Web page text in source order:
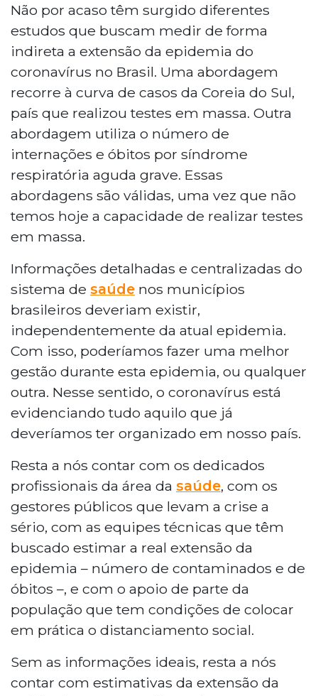
Não por acaso têm surgido diferentes
estudos que buscam medir de forma
indireta a extensão da epidemia do
coronavírus no Brasil. Uma abordagem
recorre à curva de casos da Coreia do Sul,
país que realizou testes em massa. Outra
abordagem utiliza o número de
internações e óbitos por síndrome
respiratória aguda grave. Essas
abordagens são válidas, uma vez que não
temos hoje a capacidade de realizar testes
em massa.
Informações detalhadas e centralizadas do
sistema de saúde nos municípios
brasileiros deveriam existir,
independentemente da atual epidemia.
Com isso, poderíamos fazer uma melhor
gestão durante esta epidemia, ou qualquer
outra. Nesse sentido, o coronavírus está
evidenciando tudo aquilo que já
deveríamos ter organizado em nosso país.
Resta a nós contar com os dedicados
profissionais da área da saúde, com os
gestores públicos que levam a crise a
sério, com as equipes técnicas que têm
buscado estimar a real extensão da
epidemia – número de contaminados e de
óbitos –, e com o apoio de parte da
população que tem condições de colocar
em prática o distanciamento social.
Sem as informações ideais, resta a nós
contar com estimativas da extensão da